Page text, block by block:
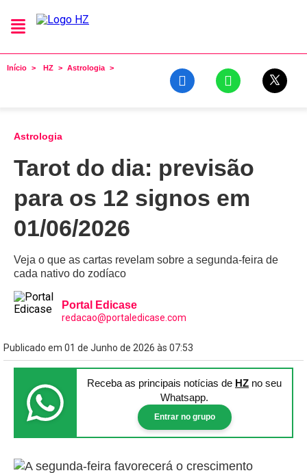
Início HZ Astrologia
Astrologia
Tarot do dia: previsão
para os 12 signos em
01/06/2026
Veja o que as cartas revelam sobre a segunda-feira de
cada nativo do zodíaco
Portal Edicase
redacao@portaledicase.com
Publicado em 01 de Junho de 2026 às 07:53
Receba as principais notícias de HZ no seu
Whatsapp.
Entrar no grupo